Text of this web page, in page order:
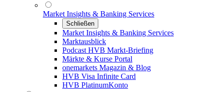
Market Insights & Banking Services
Schließen
Market Insights & Banking Services
Marktausblick
Podcast HVB Markt-Briefing
Märkte & Kurse Portal
onemarkets Magazin & Blog
HVB Visa Infinite Card
HVB PlatinumKonto